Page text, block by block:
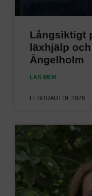
Långsiktigt
läxhjälp
Ängelholm
LÄS MER
FEBRUARI 19, 2026